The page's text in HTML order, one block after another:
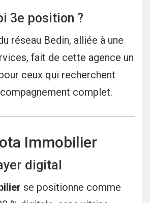
3e position ?
réseau Bedin, alliée à une
fait de cette agence un
ceux qui recherchent
complet.
Immobilier
digital
se positionne comme